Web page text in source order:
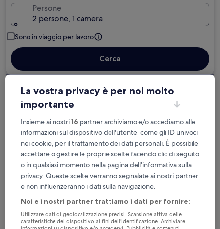
Persone
2 persone, 1 camera
Sono in viaggio per lavoro
Cerca
Cancellazione gratuita se cambi
programma
Accumula vantaggi con ogni notte di
soggiorno
Risparmia di più con le tariffe per soli
iscritti
Controlla i prezzi per queste date
La vostra privacy è per noi molto
importante
Insieme ai nostri16 partner archiviamo e/o accediamo alle
informazioni sul dispositivo dell'utente, come gli ID univoci
nei cookie, per il trattamento dei dati personali. È possibile
accettare o gestire le proprie scelte facendo clic di seguito
o in qualsiasi momento nella pagina dell'informativa sulla
privacy. Queste scelte verranno segnalate ai nostri partner
e non influenzeranno i dati sulla navigazione.
Noi e i nostri partner trattiamo i dati per fornire:
Utilizzare dati di geolocalizzazione precisi. Scansione attiva delle
caratteristiche del dispositivo ai fini dell’identificazione. Archiviare